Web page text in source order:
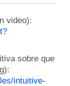
video):
sobre que
intuitive-